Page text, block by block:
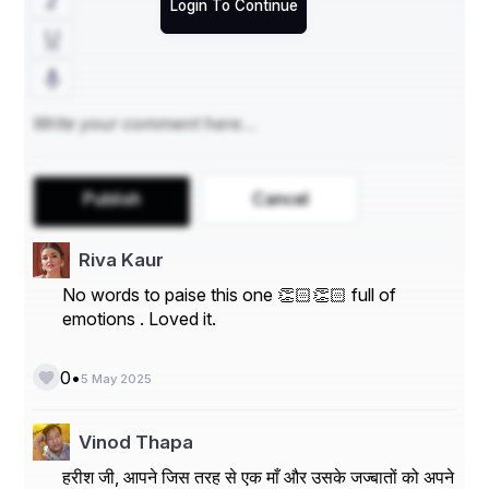
क्यों? मां की भावनाओं को न तो कोई आज तक समझ पाया है और न ही
कभी समझ पाएगा. हां हम सिर्फ इतना तो जरूर कर सकते है कि अगर मां
को खुशियां नहीं दे सकते तो उसको दुख भी न दे.
बेटा, ये मदर्स डे क्या होता है.
कुछ नहीं मां बस ऐसे ही जैसे चिल्ड्रन डे, वैलेंटाइन डे, टीचर्स डे, फादर्स डे
बेटा, ये चोचलेबाजी, अब तक शिक्षक दिवस तो सुना था, स्कूल में एक दिन
टिकट मिलता था. अब तो याद भी नहीं, अब मिलता भी है या नहीं. तू अपना
काम कर, मैं ऐसे ही अच्छी है.  रहने दे मां, तुमको तो कुछ पता ही नहीं,
दुनिया कहां से कहा पहुंच गई और तुम हो तो कि अभी भी वहीं की वहीं.
पुरानी सोच पुरानी बातें.
बेटा, रहने दे मुझे कोई गिफ्ट-विफ्ट नहीं चाहिए, कुछ पैसे बचा ले, तेरे ही
काम आएगे. बस अपना ध्यान रखा कर. दुनिया में तो न जाने क्या-क्या होता
है. जरा बच कर रहना.
मां की गोपनीय रिपोर्ट
मां. ऐसी है, मां वैसी है. कुछ नहीं, मां झूठी है. पहले पापा को भडकाती है और
पर पर्दा डालकर उनको सींचती है. बाहर के ताने पापा सुनते है और बच्चों
की प्यारी मां हो जाती है. हां कुछ मां जरूर खुद बच्चों की फिटनेस कर देती
है. पापा की जेब टटोल कर बच्चों को मौज कराने वाली मां अच्छी ही होगी
Login To Continue
Publish Cancel
Riva Kaur
No words to paise this one 👏🏻👏🏻 full of
emotions . Loved it.
0•5 May 2025
Vinod Thapa
हरीश जी, आपने जिस तरह से एक माँ और उसके जज्बातों को अपने